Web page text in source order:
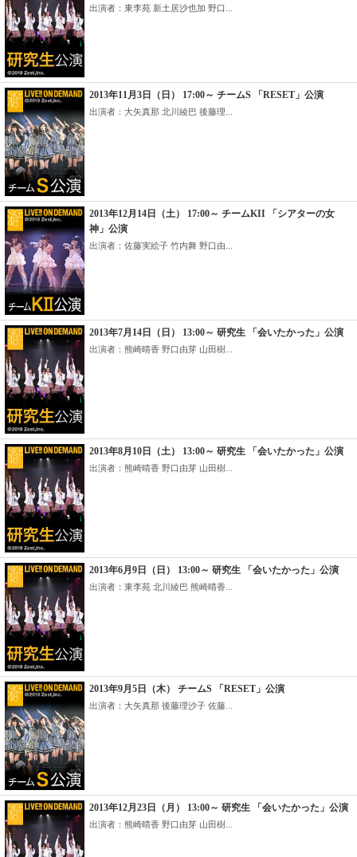
出演者：東李苑 新土居沙也加 野口...
2013年11月3日（日） 17:00～ チームS 「RESET」公演
出演者：大矢真那 北川綾巴 後藤理...
2013年12月14日（土） 17:00～ チームKII 「シアターの女
神」公演
出演者：佐藤実絵子 竹内舞 野口由...
2013年7月14日（日） 13:00～ 研究生 「会いたかった」公演
出演者：熊崎晴香 野口由芽 山田樹...
2013年8月10日（土） 13:00～ 研究生 「会いたかった」公演
出演者：熊崎晴香 野口由芽 山田樹...
2013年6月9日（日） 13:00～ 研究生 「会いたかった」公演
出演者：東李苑 北川綾巴 熊崎晴香...
2013年9月5日（木） チームS 「RESET」公演
出演者：大矢真那 後藤理沙子 佐藤...
2013年12月23日（月） 13:00～ 研究生 「会いたかった」公演
出演者：熊崎晴香 野口由芽 山田樹...